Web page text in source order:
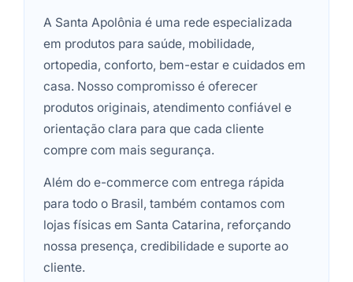
A Santa Apolônia é uma rede especializada
em produtos para saúde, mobilidade,
ortopedia, conforto, bem-estar e cuidados em
casa. Nosso compromisso é oferecer
produtos originais, atendimento confiável e
orientação clara para que cada cliente
compre com mais segurança.
Além do e-commerce com entrega rápida
para todo o Brasil, também contamos com
lojas físicas em Santa Catarina, reforçando
nossa presença, credibilidade e suporte ao
cliente.